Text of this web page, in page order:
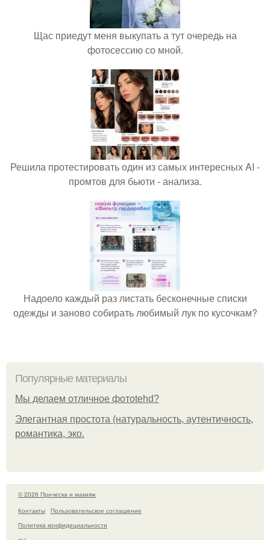
Щас приедут меня выкупать а тут очередь на
фотосессию со мной.
Решила протестировать один из самых интересных AI -
промтов для бьюти - анализа.
Надоело каждый раз листать бесконечные списки
одежды и заново собирать любимый лук по кусочкам?
Популярные материалы
Мы делаем отличное фотоtehd?
Элегантная простота (натуральность, аутентичность,
романтика, эко.
© 2026 Прическа и макияж
Контакты
Пользовательское соглашение
Политика конфидециальности